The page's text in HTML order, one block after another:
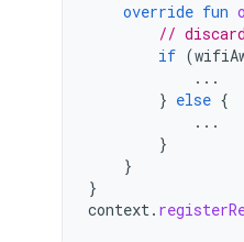
override fun
//
if (
...
} else {
...
}
}
}
context.